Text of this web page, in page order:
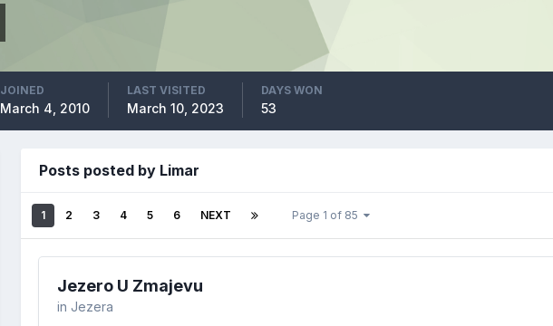
JOINED
March 4, 2010
LAST VISITED
March 10, 2023
DAYS WON
53
Posts posted by Limar
1 2 3 4 5 6 NEXT Page 1 of 85
Jezero U Zmajevu
in Jezera